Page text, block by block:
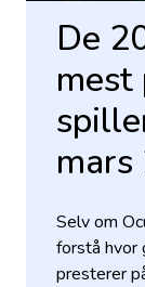
De
Selv om
forstå hvor
presterer